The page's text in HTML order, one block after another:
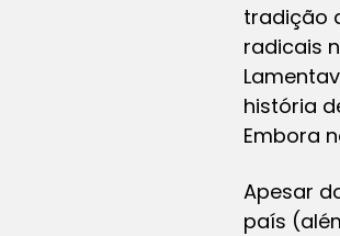
tradição
radicais
história
Embora
Apesar
país